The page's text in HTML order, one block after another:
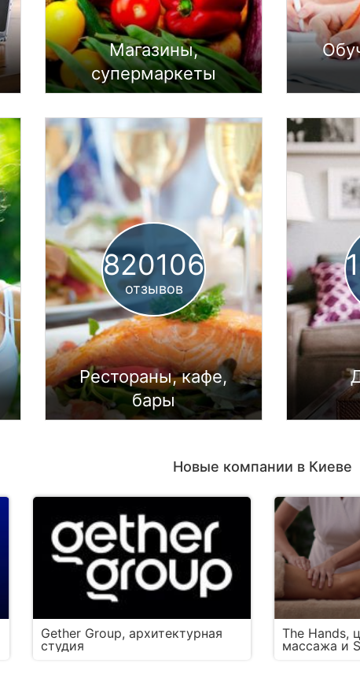
Магазины,
супермаркеты
820106
отзывов
Рестораны, кафе,
бары
Новые компании в Киеве
Gether Group, архитектурная
студия
The Hands,
массажа и